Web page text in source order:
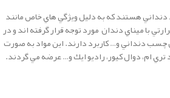
هستند كه به دليل وي‍‍ژگي هاي خاص مانند
با ميناي دندان مورد توجه قرار گرفته اند و در
چسب دنداني و… كاربرد دارند. اين مواد به صورت
تري ام، دوال كيور، راديو ايك و… عرضه مي گردند.